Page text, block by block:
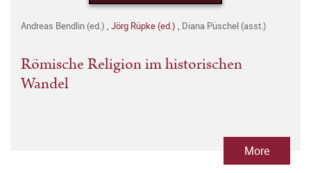
Andreas Bendlin (ed.) , Jörg Rüpke (ed.) , Diana Püschel (asst.)
Römische Religion im historischen
Wandel
More